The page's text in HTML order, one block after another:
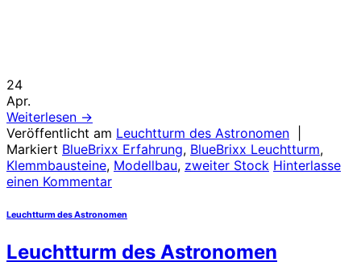
24
Apr.
Weiterlesen →
Veröffentlicht am Leuchtturm des Astronomen
Markiert BlueBrixx Erfahrung, BlueBrixx Leuchtturm,
Klemmbausteine, Modellbau, zweiter Stock Hinterlasse
einen Kommentar
Leuchtturm des Astronomen
Leuchtturm des Astronomen